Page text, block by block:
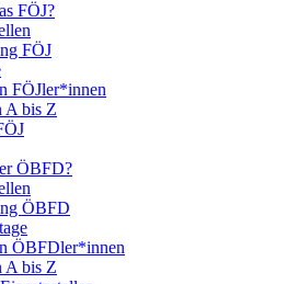
FÖJ?
FÖJ
FÖJler*innen
A bis Z
ÖBFD?
ÖBFD
ÖBFDler*innen
A bis Z